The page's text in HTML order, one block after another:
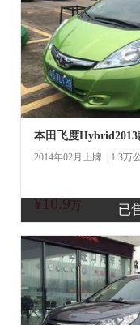
已
本田飞度
2014年02月上牌 | 1.3万
¥10.9 万 商